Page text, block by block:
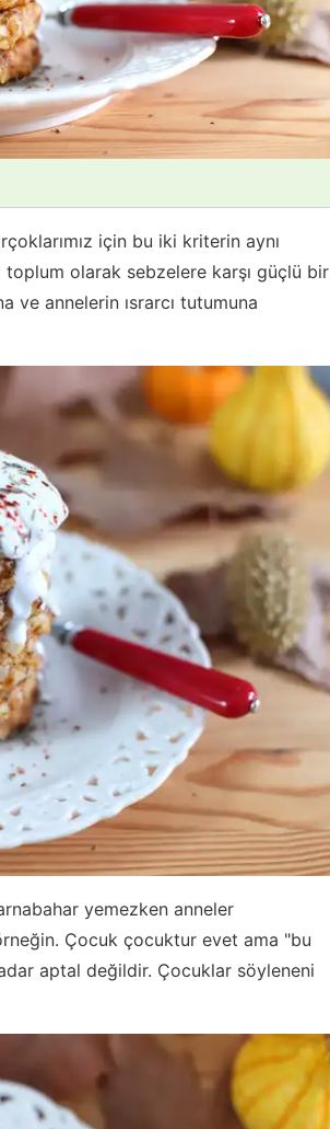
için bu iki kriterin aynı
olarak sebzelere karşı güçlü bir
ve annelerin ısrarcı tutumuna
yemezken anneler
Çocuk çocuktur evet ama "bu
aptal değildir. Çocuklar söyleneni